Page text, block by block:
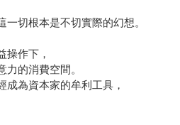
切根本是不切實際的幻想。
操作下，
力的消費空間。
成為資本家的牟利工具，